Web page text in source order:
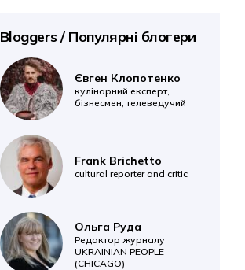
Bloggers / Популярні блогери
Євген Клопотенко
кулінарний експерт,
бізнесмен, телеведучий
Frank Brichetto
cultural reporter and critic
Ольга Руда
Редактор журналу
UKRAINIAN PEOPLE
(CHICAGO)